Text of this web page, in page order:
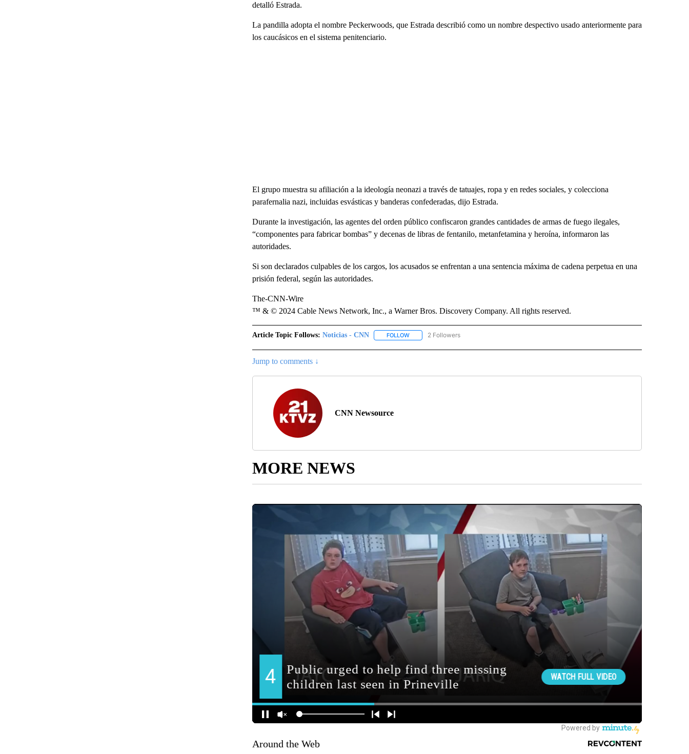
detalló Estrada.
La pandilla adopta el nombre Peckerwoods, que Estrada describió como un nombre despectivo usado anteriormente para
los caucásicos en el sistema penitenciario.
El grupo muestra su afiliación a la ideología neonazi a través de tatuajes, ropa y en redes sociales, y colecciona
parafernalia nazi, incluidas esvásticas y banderas confederadas, dijo Estrada.
Durante la investigación, las agentes del orden público confiscaron grandes cantidades de armas de fuego ilegales,
“componentes para fabricar bombas” y decenas de libras de fentanilo, metanfetamina y heroína, informaron las
autoridades.
Si son declarados culpables de los cargos, los acusados ​​​​se enfrentan a una sentencia máxima de cadena perpetua en una
prisión federal, según las autoridades.
The-CNN-Wire
™ & © 2024 Cable News Network, Inc., a Warner Bros. Discovery Company. All rights reserved.
Article Topic Follows: Noticias - CNN FOLLOWFOLLOW "NOTICIAS - CNN" TO RECEIVE NOTIFICATIONS ABOUT NEW PAGES ON "NOTICIAS - CNN".
2 Followers
Jump to comments ↓
CNN Newsource
MORE NEWS
Around the Web